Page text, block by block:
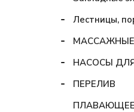
Лестницы,
НАСОСЫ
ПЕРЕЛИВ